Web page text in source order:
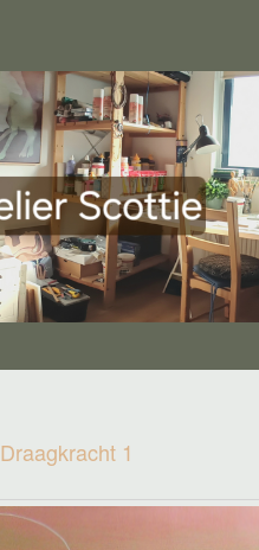
Draagkracht 1